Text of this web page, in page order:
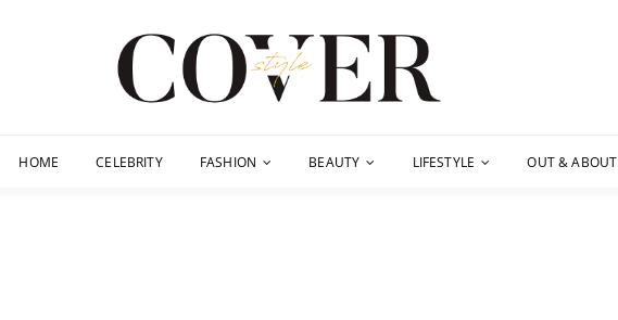
HOME CELEBRITY FASHION BEAUTY LIFESTYLE OUT & ABOUT